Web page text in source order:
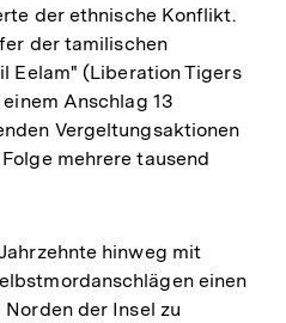
der ethnische Konflikt.
der tamilischen
Eelam" (Liberation Tigers
Anschlag 13
Vergeltungsaktionen
mehrere tausend
hinweg mit
einen
der Insel zu